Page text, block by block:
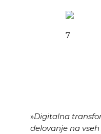
7
»Digitalna
delovanje na